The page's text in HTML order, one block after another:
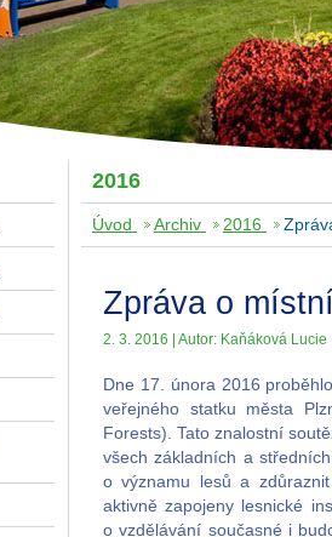
2016
Úvod Archiv 2016
Zpráva o
2. 3. 2016 | Autor: Kaňáková Lucie
Dne 17. února 2016
veřejného statku města
Forests). Tato znalostní
všech základních a
o významu lesů a
aktivně zapojeny lesnické
o vzdělávání současné i